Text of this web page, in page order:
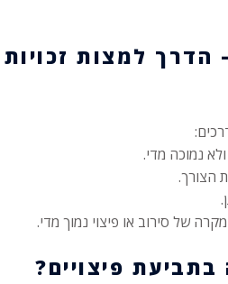
הדרך למצות זכויות
נמוכה מדי.
הצורך.
של סירוב או פיצוי נמוך מדי.
בתביעת פיצויים?